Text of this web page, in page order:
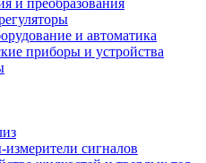
и преобразования
и автоматика
приборы и устройства
сигналов